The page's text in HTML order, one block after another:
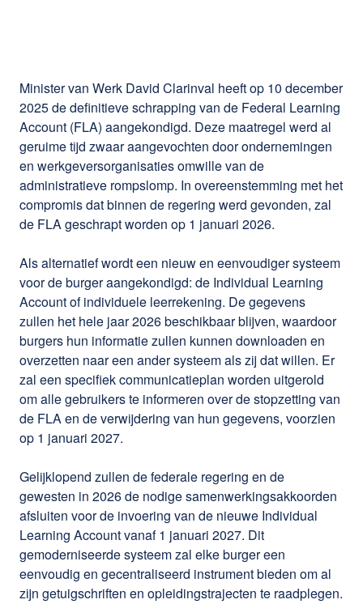
Minister van Werk David Clarinval heeft op 10 december
2025 de definitieve schrapping van de Federal Learning
Account (FLA) aangekondigd. Deze maatregel werd al
geruime tijd zwaar aangevochten door ondernemingen
en werkgeversorganisaties omwille van de
administratieve rompslomp. In overeenstemming met het
compromis dat binnen de regering werd gevonden, zal
de FLA geschrapt worden op 1 januari 2026.
Als alternatief wordt een nieuw en eenvoudiger systeem
voor de burger aangekondigd: de Individual Learning
Account of individuele leerrekening. De gegevens
zullen het hele jaar 2026 beschikbaar blijven, waardoor
burgers hun informatie zullen kunnen downloaden en
overzetten naar een ander systeem als zij dat willen. Er
zal een specifiek communicatieplan worden uitgerold
om alle gebruikers te informeren over de stopzetting van
de FLA en de verwijdering van hun gegevens, voorzien
op 1 januari 2027.
Gelijklopend zullen de federale regering en de
gewesten in 2026 de nodige samenwerkingsakkoorden
afsluiten voor de invoering van de nieuwe Individual
Learning Account vanaf 1 januari 2027. Dit
gemoderniseerde systeem zal elke burger een
eenvoudig en gecentraliseerd instrument bieden om al
zijn getuigschriften en opleidingstrajecten te raadplegen.